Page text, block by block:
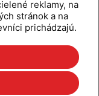
reklamy, na
stránok a na
prichádzajú.
tipy